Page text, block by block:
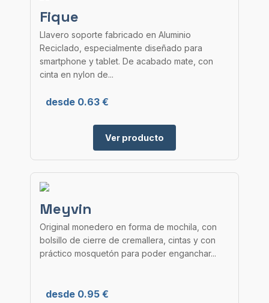
Fique
Llavero soporte fabricado en Aluminio
Reciclado, especialmente diseñado para
smartphone y tablet. De acabado mate, con
cinta en nylon de...
desde 0.63 €
Ver producto
Meyvin
Original monedero en forma de mochila, con
bolsillo de cierre de cremallera, cintas y con
práctico mosquetón para poder enganchar...
desde 0.95 €